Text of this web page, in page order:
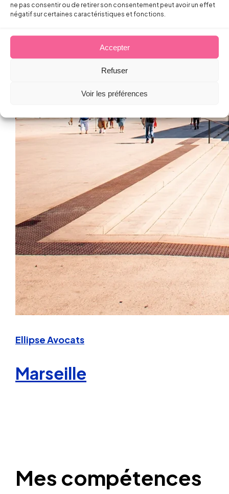
ne pas consentir ou de retirer son consentement peut avoir un effet
négatif sur certaines caractéristiques et fonctions.
Accepter
Refuser
Voir les préférences
Ellipse Avocats
Marseille
Mes compétences